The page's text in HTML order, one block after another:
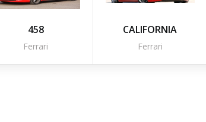
458
Ferrari
CALIFORNIA
Ferrari